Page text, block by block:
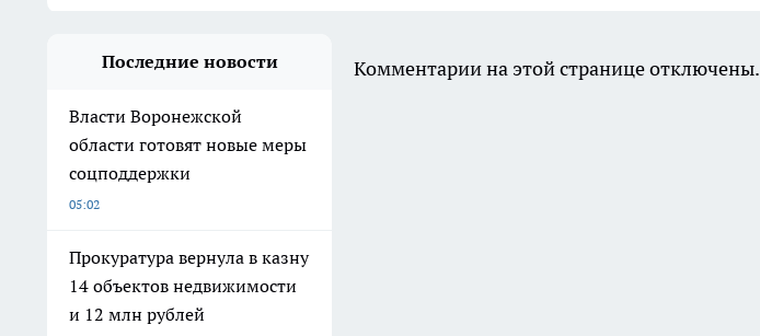
Последние новости
Власти Воронежской
области готовят новые меры
соцподдержки
05:02
Прокуратура вернула в казну
14 объектов недвижимости
и 12 млн рублей
Комментарии на этой странице отключены.